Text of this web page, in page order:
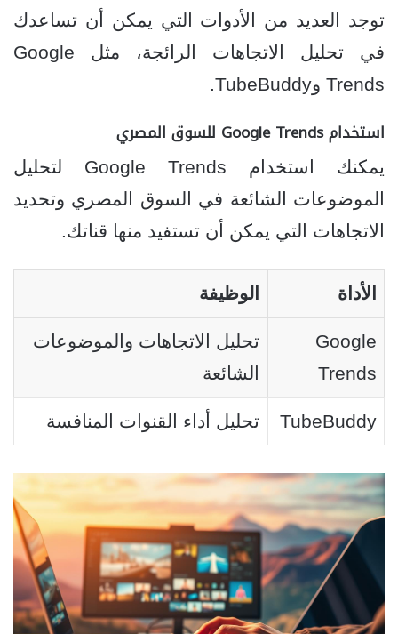
توجد العديد من الأدوات التي يمكن أن تساعدك
في تحليل الاتجاهات الرائجة، مثل Google
Trends وTubeBuddy.
استخدام Google Trends للسوق المصري
يمكنك استخدام Google Trends لتحليل
الموضوعات الشائعة في السوق المصري وتحديد
الاتجاهات التي يمكن أن تستفيد منها قناتك.
الأداة الوظيفة
Google
Trends
تحليل الاتجاهات والموضوعات
الشائعة
TubeBuddy تحليل أداء القنوات المنافسة